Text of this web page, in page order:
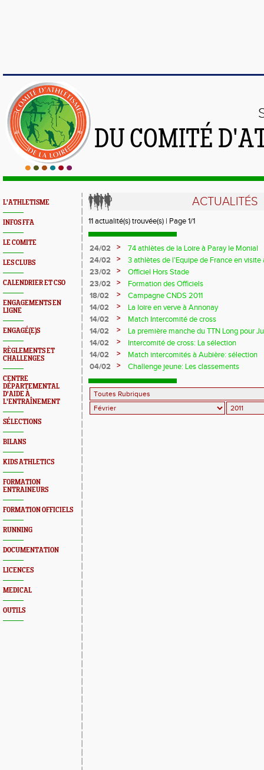
DU COMITÉ
L'ATHLETISME
INFOS FFA
LE COMITE
LES CLUBS
CALENDRIER ET CSO
ENGAGEMENTS EN
LIGNE
ENGAGÉ(E)S
RÈGLEMENTS ET
CHALLENGES
CENTRE
DÉPARTEMENTAL
D'AIDE À
L'ENTRAÎNEMENT
SÉLECTIONS
BILANS
KIDS ATHLETICS
FORMATION
ENTRAINEURS
FORMATION OFFICIELS
RUNNING
DOCUMENTATION
LICENCES
MEDICAL
OUTILS
ACTUALITÉS
11 actualité(s) trouvée(s) | Page 1/1
24/02 >
74 athlètes de la Loire à Paray le Monial
24/02
>
3 athlètes de l'Equipe de France en
23/02
>
Officiel Hors Stade
23/02
>
Formation des Officiels
18/02
>
Campagne CNDS 2011
14/02
>
La loire en verve à Annonay
14/02
>
Match Intercomité de cross
14/02
>
La première manche du TTN Long pour
14/02
>
Intercomité de cross: La sélection
14/02
>
Match intercomités à Aubière: sélection
04/02
> Challenge jeune: Les classements